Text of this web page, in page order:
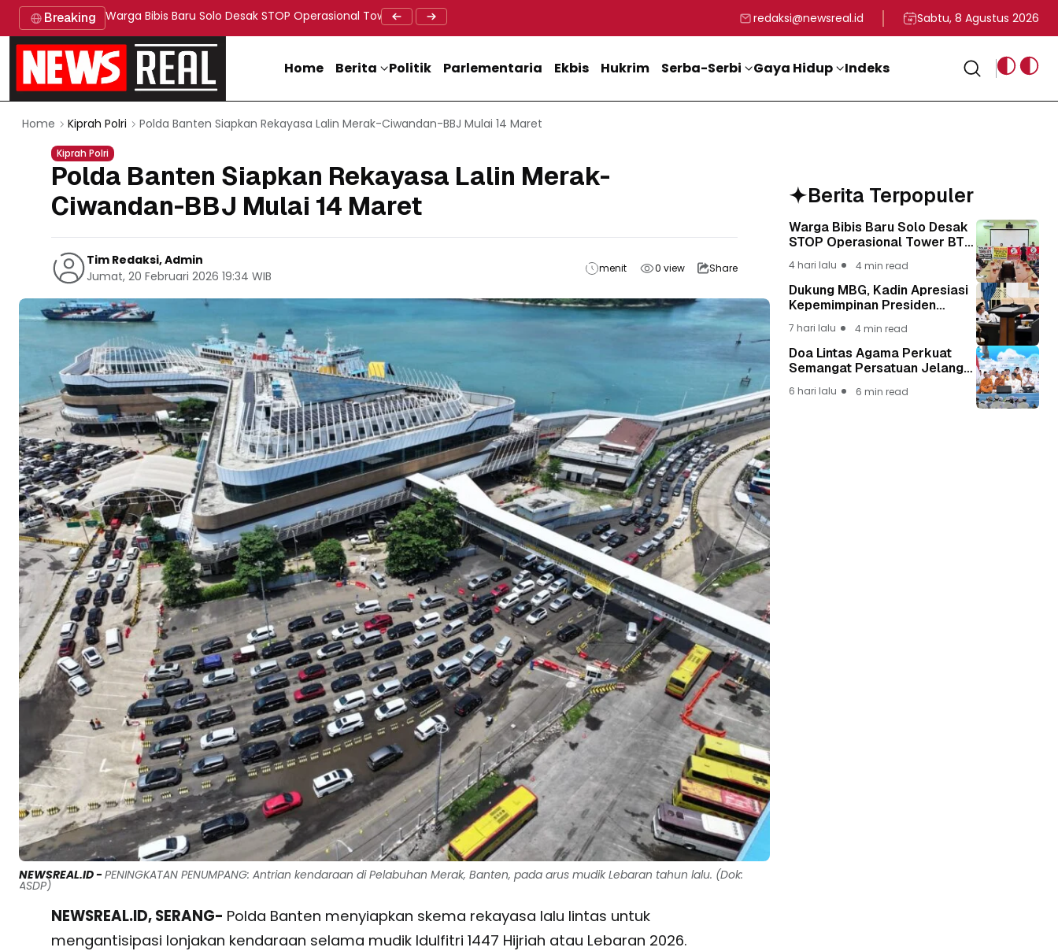
Breaking Warga Bibis Baru Solo Desak STOP Operasional Tower BTS, Diwa : Nyawa dan Keselamatan Warga Lebih Berharga
Doa Lintas Agama Perkuat Semangat Persatuan Jelang HUT ke-81 Kemerdekaan RIDukung MBG, Kadin Apresiasi Kepemimpinan Presiden Prabowo yang
Staf Khusus Menag RI
redaksi@newsreal.id Sabtu, 8 Agustus 2026
Home Berita Politik Parlementaria Ekbis Hukrim Serba-Serbi Gaya Hidup Indeks
Home Kiprah Polri Polda Banten Siapkan Rekayasa Lalin Merak-Ciwandan-BBJ Mulai 14 Maret
Kiprah Polri
Polda Banten Siapkan Rekayasa Lalin Merak-
Ciwandan-BBJ Mulai 14 Maret
Tim Redaksi, Admin
Jumat, 20 Februari 2026 19:34 WIB
menit 0view Share
NEWSREAL.ID -PENINGKATAN PENUMPANG: Antrian kendaraan di Pelabuhan Merak, Banten, pada arus mudik Lebaran tahun lalu. (Dok:
ASDP)
NEWSREAL.ID, SERANG- Polda Banten menyiapkan skema rekayasa lalu lintas untuk
mengantisipasi lonjakan kendaraan selama mudik Idulfitri 1447 Hijriah atau Lebaran 2026.
Berita Terpopuler
Warga Bibis Baru Solo Desak
STOP Operasional Tower BTS,
Keselamatan Warga Lebih
Berharga
4 hari lalu 4 min read
Dukung MBG, Kadin Apresiasi
Kepemimpinan Presiden
7 hari lalu 4 min read
Doa Lintas Agama Perkuat
Semangat Persatuan Jelang
6 hari lalu 6 min read